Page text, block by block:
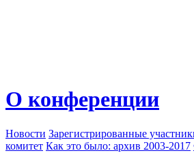
О конференции
Новости Зарегистрированные
комитет Как это было: архив 2003-2017